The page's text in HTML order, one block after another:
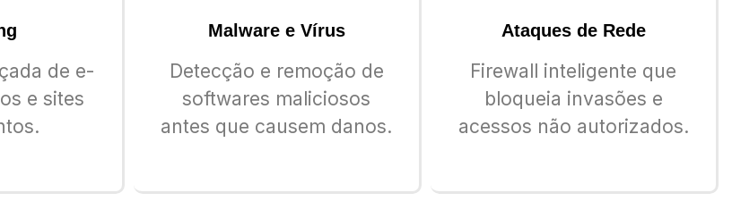
de e-
e sites
Malware e Vírus
Detecção e remoção de
softwares maliciosos
antes que causem danos.
Ataques de Rede
Firewall inteligente que
bloqueia invasões e
acessos não autorizados.